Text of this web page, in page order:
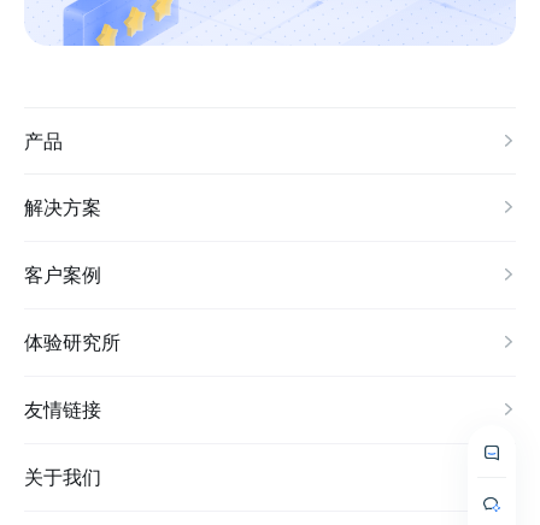
产品
解决方案
客户案例
体验研究所
友情链接
关于我们